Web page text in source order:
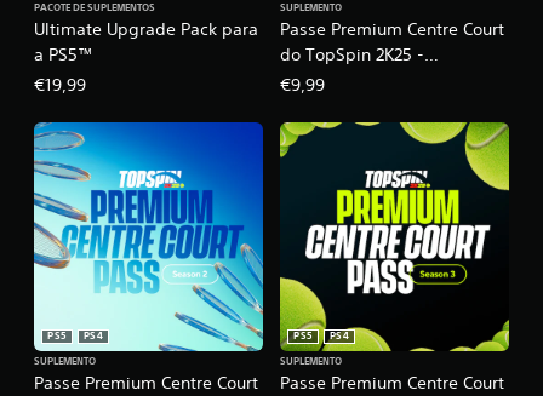
Ultimate Upgrade Pack para
a PS5™
PACOTE DE SUPLEMENTOS
€19,99
Passe Premium Centre Court
do TopSpin 2K25 -
Temporada 1
SUPLEMENTO
€9,99
Passe Premium Centre Court
PS5
PS4
SUPLEMENTO
Passe Premium Centre Court
PS5
PS4
SUPLEMENTO